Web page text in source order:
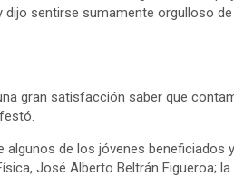
sentirse sumamente orgulloso
gran satisfacción saber que
de los jóvenes beneficiados
José Alberto Beltrán Figueroa;